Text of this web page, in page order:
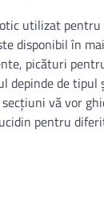
utilizat
disponibil în
picături
depinde de
vă vor
pentru